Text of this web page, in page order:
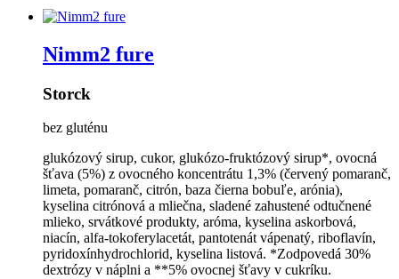
Nimm2 fure
Storck
bez gluténu
glukózový sirup, cukor, glukózo-fruktózový sirup*, ovocná
šťava (5%) z ovocného koncentrátu 1,3% (červený pomaranč,
limeta, pomaranč, citrón, baza čierna bobuľe, arónia),
kyselina citrónová a mliečna, sladené zahustené odtučnené
mlieko, srvátkové produkty, aróma, kyselina askorbová,
niacín, alfa-tokoferylacetát, pantotenát vápenatý, riboflavín,
pyridoxínhydrochlorid, kyselina listová. *Zodpovedá 30%
dextrózy v náplni a **5% ovocnej šťavy v cukríku.